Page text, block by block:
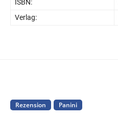
ISBN:
Verlag:
Rezension Panini